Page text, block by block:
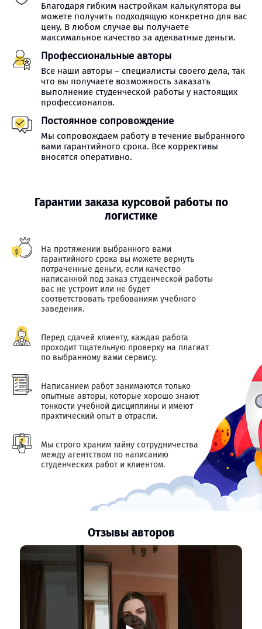
Благодаря гибким настройкам калькулятора вы
можете получить подходящую конкретно для вас
цену. В любом случае вы получаете
максимальное качество за адекватные деньги.
Профессиональные авторы
Все наши авторы – специалисты своего дела, так
что вы получаете возможность заказать
выполнение студенческой работы у настоящих
профессионалов.
Постоянное сопровождение
Мы сопровождаем работу в течение выбранного
вами гарантийного срока. Все коррективы
вносятся оперативно.
Гарантии заказа курсовой работы по
логистике
На протяжении выбранного вами
гарантийного срока вы можете вернуть
потраченные деньги, если качество
написанной под заказ студенческой работы
вас не устроит или не будет
соответствовать требованиям учебного
заведения.
Перед сдачей клиенту, каждая работа
проходит тщательную проверку на плагиат
по выбранному вами сервису.
Написанием работ занимаются только
опытные авторы, которые хорошо знают
тонкости учебной дисциплины и имеют
практический опыт в отрасли.
Мы строго храним тайну сотрудничества
между агентством по написанию
студенческих работ и клиентом.
Отзывы авторов